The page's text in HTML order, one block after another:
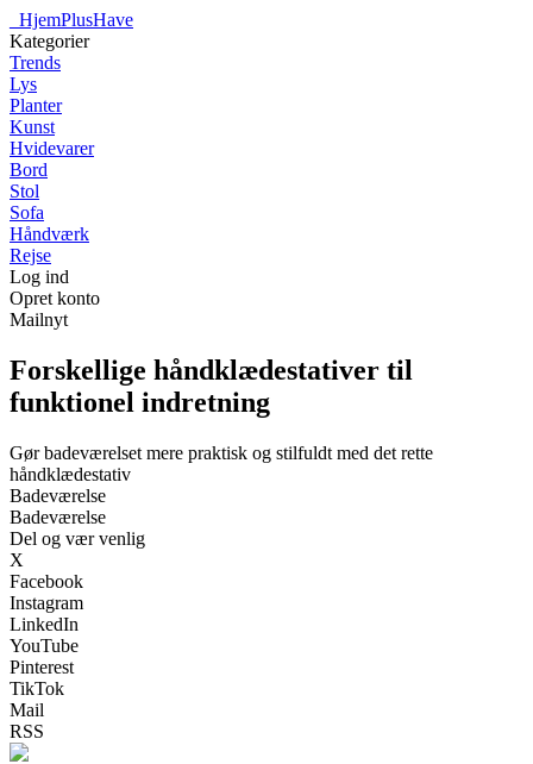
HjemPlusHave
Kategorier
Trends
Lys
Planter
Kunst
Hvidevarer
Bord
Stol
Sofa
Håndværk
Rejse
Log ind
Opret konto
Mailnyt
Forskellige håndklædestativer til
funktionel indretning
Gør badeværelset mere praktisk og stilfuldt med det rette
håndklædestativ
Badeværelse
Badeværelse
Del og vær venlig
X
Facebook
Instagram
LinkedIn
YouTube
Pinterest
TikTok
Mail
RSS